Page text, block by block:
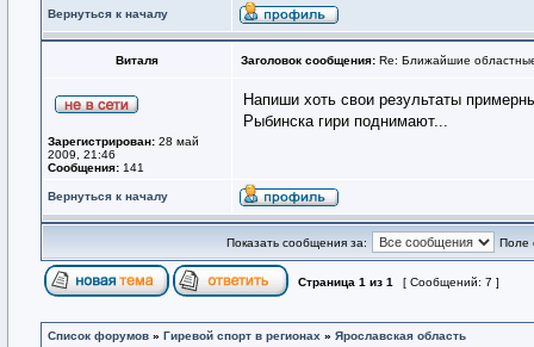
Вернуться к началу
Виталя Заголовок сообщения: Re: Ближайшие
Зарегистрирован: 28 май
2009, 21:46
Сообщения: 141
Напиши хоть свои результаты
Рыбинска гири поднимают...
Вернуться к началу
Показать сообщения за: Поле
Страница 1 из 1 [ Сообщений: 7 ]
Список форумов » Гиревой спорт в регионах » Ярославская область